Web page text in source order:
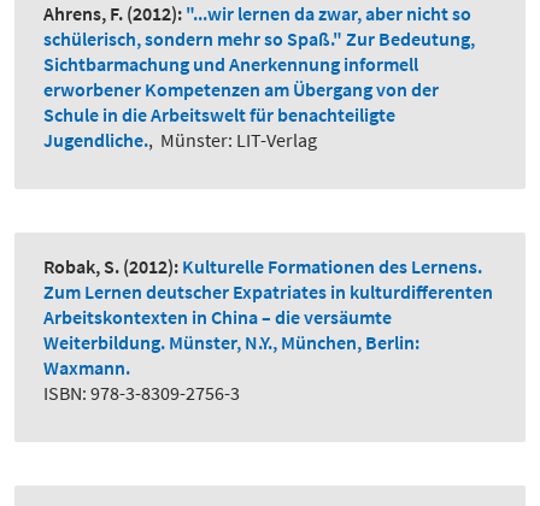
Ahrens, F. (2012): "...wir lernen da zwar, aber nicht so
schülerisch, sondern mehr so Spaß." Zur Bedeutung,
Sichtbarmachung und Anerkennung informell
erworbener Kompetenzen am Übergang von der
Schule in die Arbeitswelt für benachteiligte
Jugendliche., Münster: LIT-Verlag
Robak, S. (2012): Kulturelle Formationen des Lernens.
Zum Lernen deutscher Expatriates in kulturdifferenten
Arbeitskontexten in China – die versäumte
Weiterbildung. Münster, N.Y., München, Berlin:
Waxmann.
ISBN: 978-3-8309-2756-3